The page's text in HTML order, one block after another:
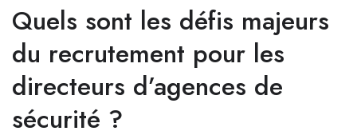
Quels sont les défis majeurs
du recrutement pour les
directeurs d’agences de
sécurité ?